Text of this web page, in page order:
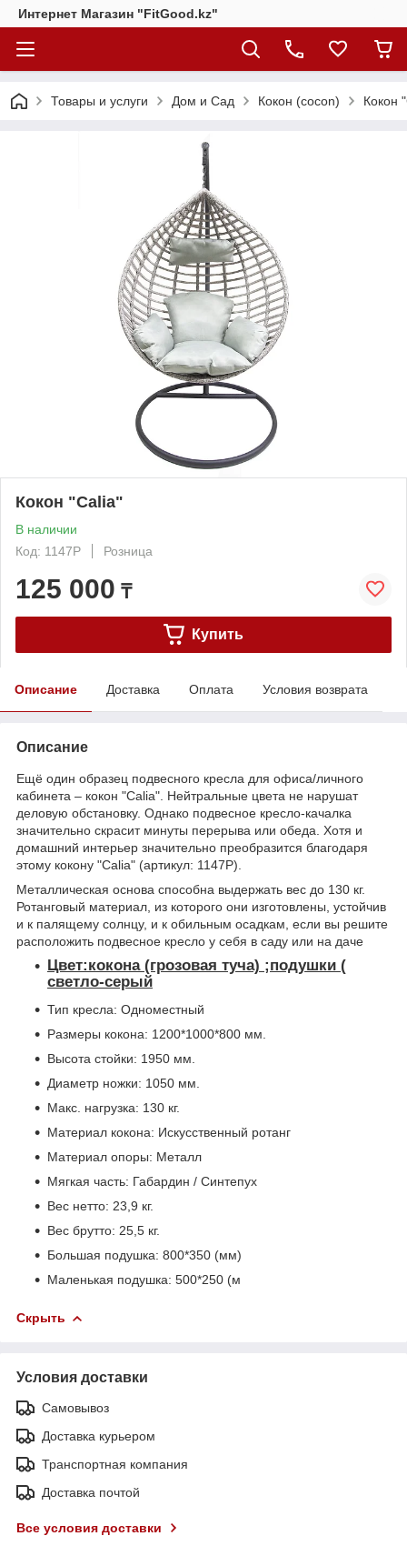
Интернет Магазин "FitGood.kz"
Товары и услуги Дом и Сад Кокон (cocon) Кокон
Кокон "Calia"
В наличии
Код: 1147P
Розница
125 000 ₸
Купить
Описание Доставка Оплата Условия возврата
Описание
Ещё один образец подвесного кресла для офиса/личного
кабинета – кокон "Calia". Нейтральные цвета не нарушат
деловую обстановку. Однако подвесное кресло-качалка
значительно скрасит минуты перерыва или обеда. Хотя и
домашний интерьер значительно преобразится благодаря
этому кокону "Calia" (артикул: 1147P).
Металлическая основа способна выдержать вес до 130 кг.
Ротанговый материал, из которого они изготовлены, устойчив
и к палящему солнцу, и к обильным осадкам, если вы решите
расположить подвесное кресло у себя в саду или на даче
Цвет:кокона (грозовая туча) ;подушки (
светло-серый
Тип кресла: Одноместный
Размеры кокона: 1200*1000*800 мм.
Высота стойки: 1950 мм.
Диаметр ножки: 1050 мм.
Макс. нагрузка: 130 кг.
Материал кокона: Искусственный ротанг
Материал опоры: Металл
Мягкая часть: Габардин / Синтепух
Вес нетто: 23,9 кг.
Вес брутто: 25,5 кг.
Большая подушка: 800*350 (мм)
Маленькая подушка: 500*250 (м
Скрыть
Условия доставки
Самовывоз
Доставка курьером
Транспортная компания
Доставка почтой
Все условия доставки